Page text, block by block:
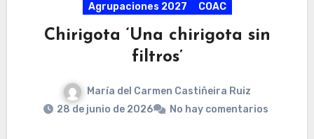
Agrupaciones 2027 COAC
Chirigota ‘Una chirigota sin
filtros’
María del Carmen Castiñeira Ruiz
28 de junio de 2026
No hay comentarios